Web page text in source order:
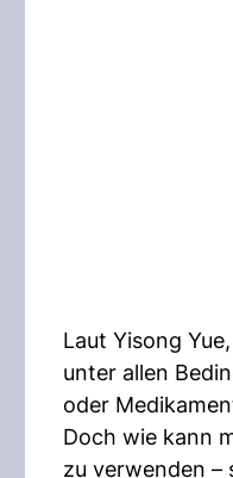
Laut Yisong
unter allen
oder
Doch wie kann
zu verwenden –